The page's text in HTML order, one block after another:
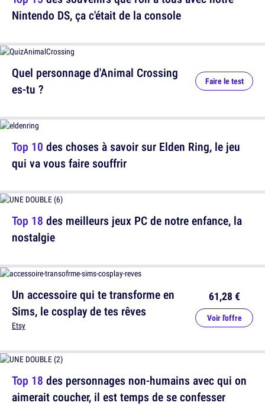
Nintendo DS, ça c'était de la console
Top 10 des choses à savoir sur Elden Ring, le jeu
qui va vous faire souffrir
Un accessoire qui te transforme en
Sims, le cosplay de tes rêves
Etsy
61,28 €
Voir l'offre
Quel personnage d'Animal Crossing
es-tu ?
Faire le test
Top 18 des meilleurs jeux PC de notre enfance, la
nostalgie
Top 18 des personnages non-humains avec qui on
aimerait coucher, il est temps de se confesser